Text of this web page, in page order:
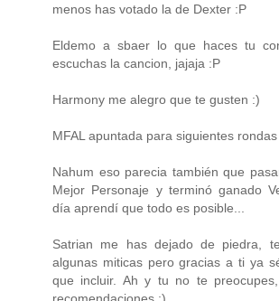
menos has votado la de Dexter :P
Eldemo a sbaer lo que haces tu
escuchas la cancion, jajaja :P
Harmony me alegro que te gusten :)
MFAL apuntada para siguientes rondas
Nahum eso parecia también que
Mejor Personaje y terminó ganado
día aprendí que todo es posible...
Satrian me has dejado de piedra,
algunas miticas pero gracias a ti ya
que incluir. Ah y tu no te
recomendaciones ;)